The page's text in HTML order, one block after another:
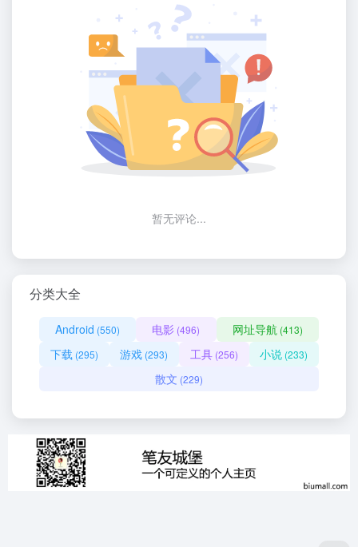
暂无评论...
分类大全
Android (550) 电影 (496) 网址导航 (413)
下载 (295) 游戏 (293) 工具(256) 小说 (233)
散文 (229)